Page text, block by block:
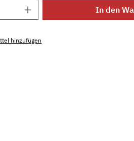
Gib den In den
hinzufügen